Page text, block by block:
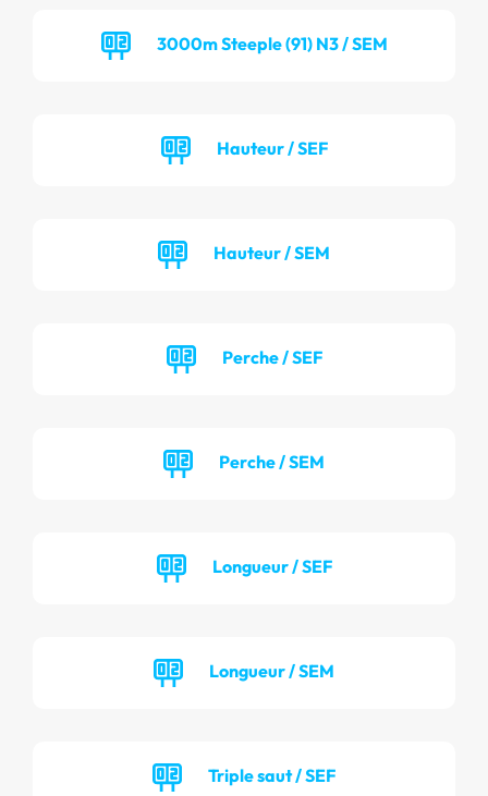
3000m Steeple (91) N3 / SEM
Hauteur / SEF
Hauteur / SEM
Perche / SEF
Perche / SEM
Longueur / SEF
Longueur / SEM
Triple saut / SEF